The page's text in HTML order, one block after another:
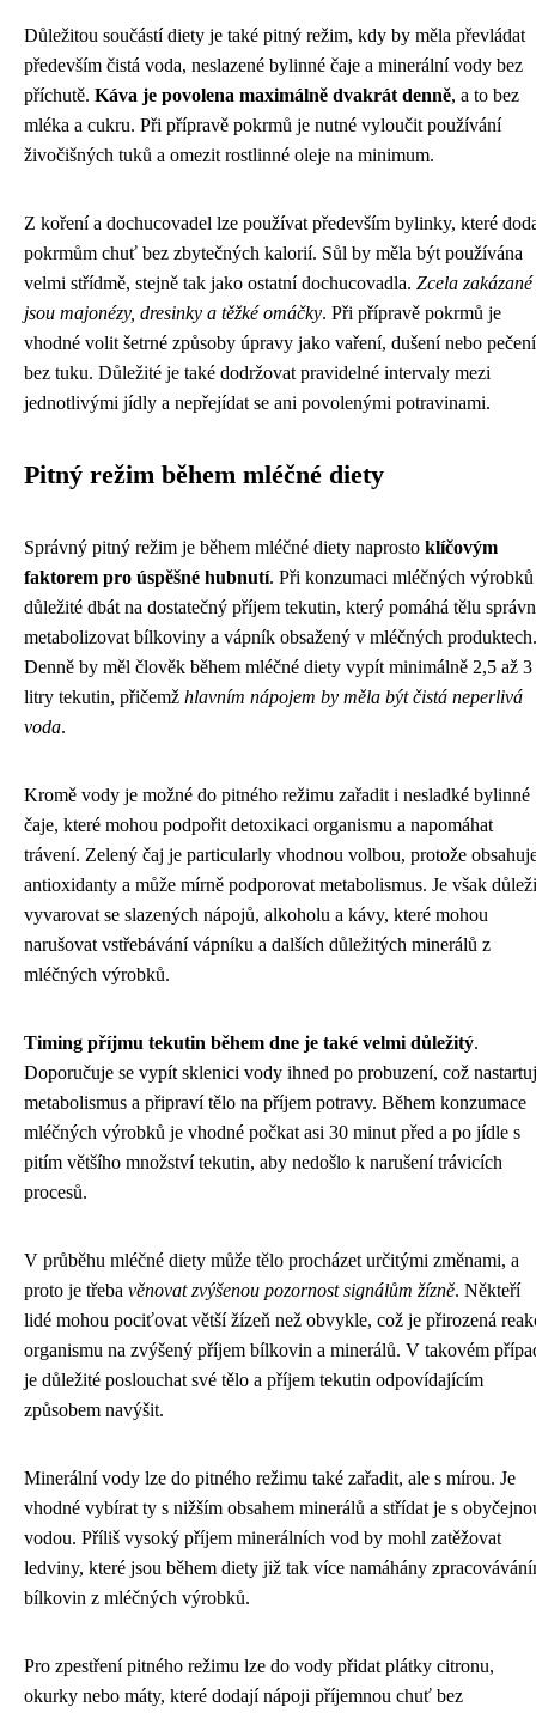
Důležitou součástí diety je také pitný režim, kdy by měla převládat
především čistá voda, neslazené bylinné čaje a minerální vody bez
příchutě. Káva je povolena maximálně dvakrát denně, a to bez
mléka a cukru. Při přípravě pokrmů je nutné vyloučit používání
živočišných tuků a omezit rostlinné oleje na minimum.
Z koření a dochucovadel lze používat především bylinky, které
pokrmům chuť bez zbytečných kalorií. Sůl by měla být používána
velmi střídmě, stejně tak jako ostatní dochucovadla. Zcela zakázané
jsou majonézy, dresinky a těžké omáčky. Při přípravě pokrmů je
vhodné volit šetrné způsoby úpravy jako vaření, dušení nebo pečení
bez tuku. Důležité je také dodržovat pravidelné intervaly mezi
jednotlivými jídly a nepřejídat se ani povolenými potravinami.
Pitný režim během mléčné diety
Správný pitný režim je během mléčné diety naprosto klíčovým
faktorem pro úspěšné hubnutí. Při konzumaci mléčných
důležité dbát na dostatečný příjem tekutin, který pomáhá tělu
metabolizovat bílkoviny a vápník obsažený v mléčných produktech.
Denně by měl člověk během mléčné diety vypít minimálně 2,5 až 3
litry tekutin, přičemž hlavním nápojem by měla být čistá neperlivá
voda.
Kromě vody je možné do pitného režimu zařadit i nesladké bylinné
čaje, které mohou podpořit detoxikaci organismu a napomáhat
trávení. Zelený čaj je particularly vhodnou volbou, protože
antioxidanty a může mírně podporovat metabolismus. Je však
vyvarovat se slazených nápojů, alkoholu a kávy, které mohou
narušovat vstřebávání vápníku a dalších důležitých minerálů z
mléčných výrobků.
Timing příjmu tekutin během dne je také velmi důležitý.
Doporučuje se vypít sklenici vody ihned po probuzení, což
metabolismus a připraví tělo na příjem potravy. Během konzumace
mléčných výrobků je vhodné počkat asi 30 minut před a po jídle s
pitím většího množství tekutin, aby nedošlo k narušení trávicích
procesů.
V průběhu mléčné diety může tělo procházet určitými změnami, a
proto je třeba věnovat zvýšenou pozornost signálům žízně. Někteří
lidé mohou pociťovat větší žízeň než obvykle, což je přirozená
organismu na zvýšený příjem bílkovin a minerálů. V takovém
je důležité poslouchat své tělo a příjem tekutin odpovídajícím
způsobem navýšit.
Minerální vody lze do pitného režimu také zařadit, ale s mírou. Je
vhodné vybírat ty s nižším obsahem minerálů a střídat je s
vodou. Příliš vysoký příjem minerálních vod by mohl zatěžovat
ledviny, které jsou během diety již tak více namáhány
bílkovin z mléčných výrobků.
Pro zpestření pitného režimu lze do vody přidat plátky citronu,
okurky nebo máty, které dodají nápoji příjemnou chuť bez